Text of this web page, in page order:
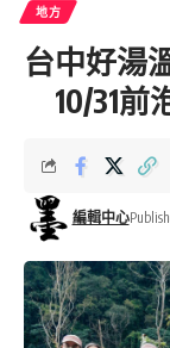
地方
台中好湯
10/31前
編輯中心